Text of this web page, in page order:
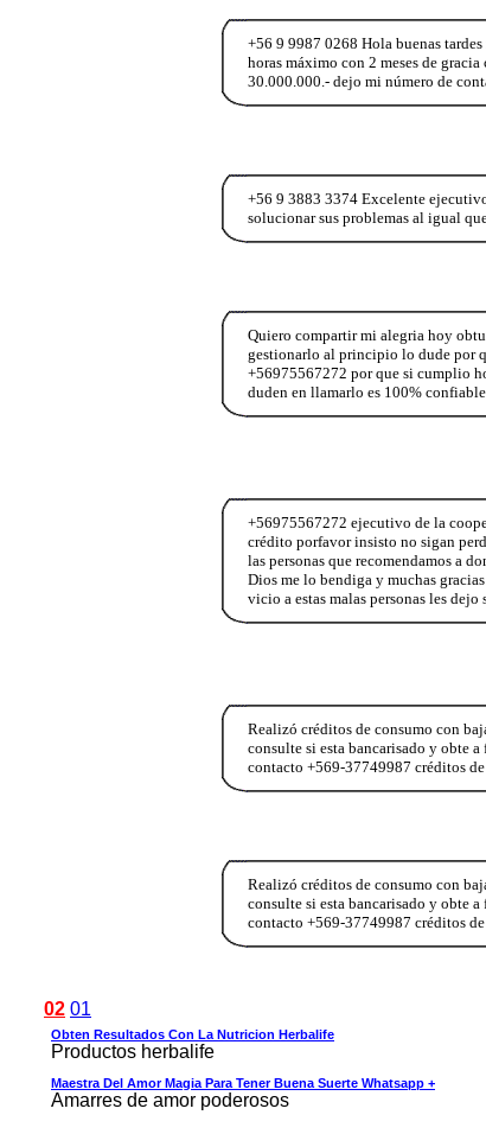
+56 9 9987 0268 Hola buenas
horas máximo con 2 meses de
30.000.000.- dejo mi número de
+56 9 3883 3374 Excelente
solucionar sus problemas al igual
Quiero compartir mi alegria hoy
gestionarlo al principio lo dude por
+56975567272 por que si cumplio
duden en llamarlo es 100%
+56975567272 ejecutivo de la
crédito porfavor insisto no sigan
las personas que recomendamos a
Dios me lo bendiga y muchas
vicio a estas malas personas les
Realizó créditos de consumo con
consulte si esta bancarisado y obte
contacto +569-37749987 créditos
Realizó créditos de consumo con
consulte si esta bancarisado y obte
contacto +569-37749987 créditos
02 01
Obten Resultados Con La Nutricion Herbalife
Productos herbalife
Maestra Del Amor Magia Para Tener Buena Suerte Whatsapp +
Amarres de amor poderosos